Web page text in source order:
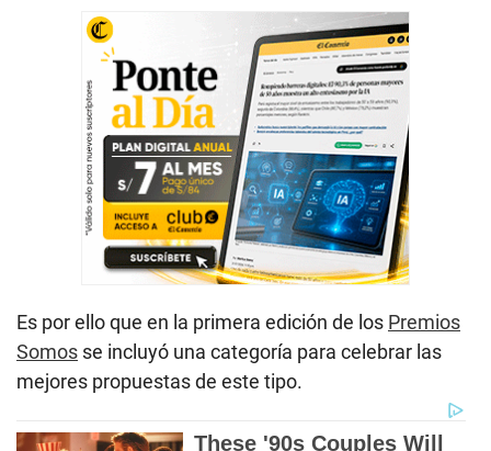
Es por ello que en la primera edición de los Premios
Somos se incluyó una categoría para celebrar las
mejores propuestas de este tipo.